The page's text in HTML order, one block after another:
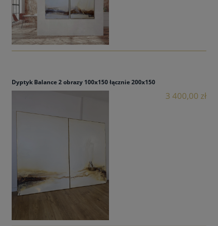
Dyptyk Balance 2 obrazy 100x150 łącznie 200x150
3 400,00 zł